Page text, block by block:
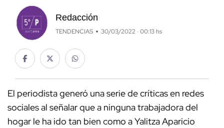
Redacción
TENDENCIAS 30/03/2022 · 00:13 hs
El periodista generó una serie de críticas en redes
sociales al señalar que a ninguna trabajadora del
hogar le ha ido tan bien como a Yalitza Aparicio